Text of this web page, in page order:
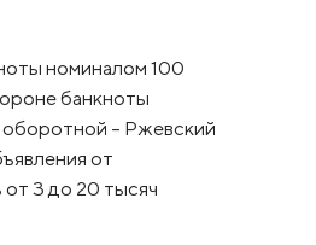
номиналом 100
банкноты
– Ржевский
от
3 до 20 тысяч